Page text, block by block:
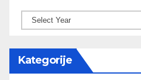
Kategorije